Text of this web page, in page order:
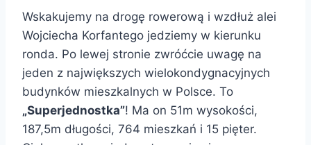
Wskakujemy na drogę rowerową i wzdłuż alei
Wojciecha Korfantego jedziemy w kierunku
ronda. Po lewej stronie zwróćcie uwagę na
jeden z największych wielokondygnacyjnych
budynków mieszkalnych w Polsce. To
„Superjednostka”! Ma on 51m wysokości,
187,5m długości, 764 mieszkań i 15 pięter.